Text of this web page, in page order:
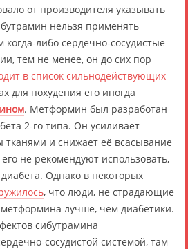
от производителя указывать
нельзя применять
либо сердечно-сосудистые
тем не менее, он до сих пор
в список сильнодействующих
для похудения его иногда
. Метформин был разработан
2-го типа. Он усиливает
тканями и снижает её всасывание
не рекомендуют использовать,
Однако в некоторых
, что люди, не страдающие
лучше, чем диабетики.
сибутрамина
сосудистой системой, там